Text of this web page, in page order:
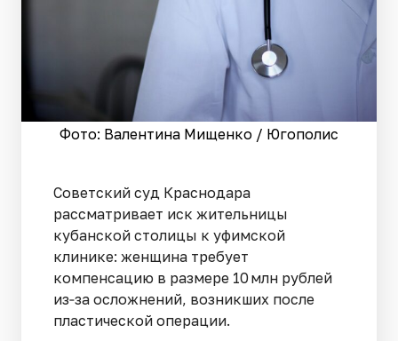
Фото: Валентина Мищенко / Югополис
Советский суд Краснодара
рассматривает иск жительницы
кубанской столицы к уфимской
клинике: женщина требует
компенсацию в размере 10 млн рублей
из‑за осложнений, возникших после
пластической операции.